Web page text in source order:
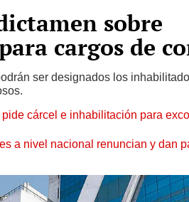
sobre
cargos de
ser designados los
cárcel e inhabilitación para
a nivel nacional renuncian y dan